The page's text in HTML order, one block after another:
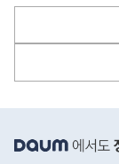
다
음
단